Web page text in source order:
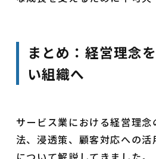
まとめ：経営理念
い組織へ
サービス業における経営理念
法、浸透策、顧客対応への活